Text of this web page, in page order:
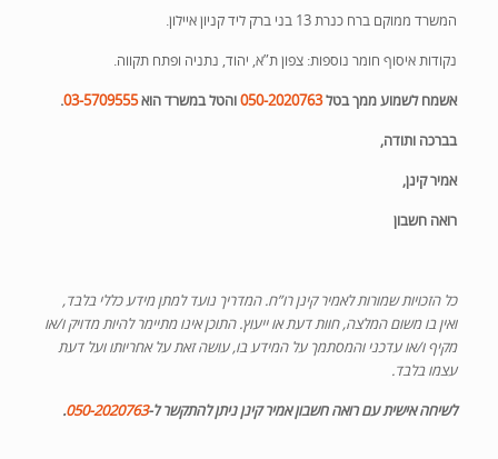
המשרד ממוקם ברח כנרת 13 בני ברק ליד קניון איילון.
נקודות איסוף חומר נוספות: צפון ת”א, יהוד, נתניה ופתח תקווה.
אשמח לשמוע ממך בטל050-2020763והטל במשרד הוא03-5709555
.
בברכה ותודה,
אמיר קינן,
רואה חשבון
כל הזכויות שמורות לאמיר קינן רו”ח. המדריך נועד למתן מידע כללי בלבד,
ואין בו משום המלצה, חוות דעת או ייעוץ. התוכן אינו מתיימר להיות מדויק ו/או
מקיף ו/או עדכני והמסתמך על המידע בו, עושה זאת על אחריותו ועל דעת
עצמו בלבד.
לשיחה אישית עם רואה חשבון אמיר קינן ניתן להתקשר ל-050-2020763
.